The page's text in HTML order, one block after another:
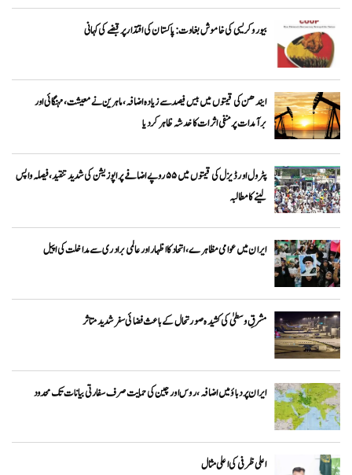
بیوروکریسی کی خاموش بغاوت: پاکستان کی اقتدار پر قبضے کی کہانی
ایندھن کی قیمتوں میں بیس فیصد سے زیادہ اضافہ، ماہرین نے معیشت، مہنگائی اور
برآمدات پر منفی اثرات کا خدشہ ظاہر کر دیا
پٹرول اور ڈیزل کی قیمتوں میں ۵۵ روپے اضافے پر اپوزیشن کی شدید تنقید، فیصلہ واپس
لینے کا مطالبہ
ایران میں عوامی مظاہرے، اتحاد کا اظہار اور عالمی برادری سے مداخلت کی اپیل
مشرقِ وسطیٰ کی کشیدہ صورتحال کے باعث فضائی سفر شدید متاثر
ایران پر دباؤ میں اضافہ، روس اور چین کی حمایت صرف سفارتی بیانات تک محدود
اعلی ظرفی کی اعلی مثال